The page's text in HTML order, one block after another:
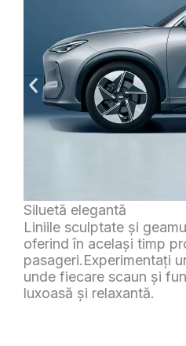
O primă impresie
Atitudinea încrezătoare
modelului Geely EX5 o
privire.